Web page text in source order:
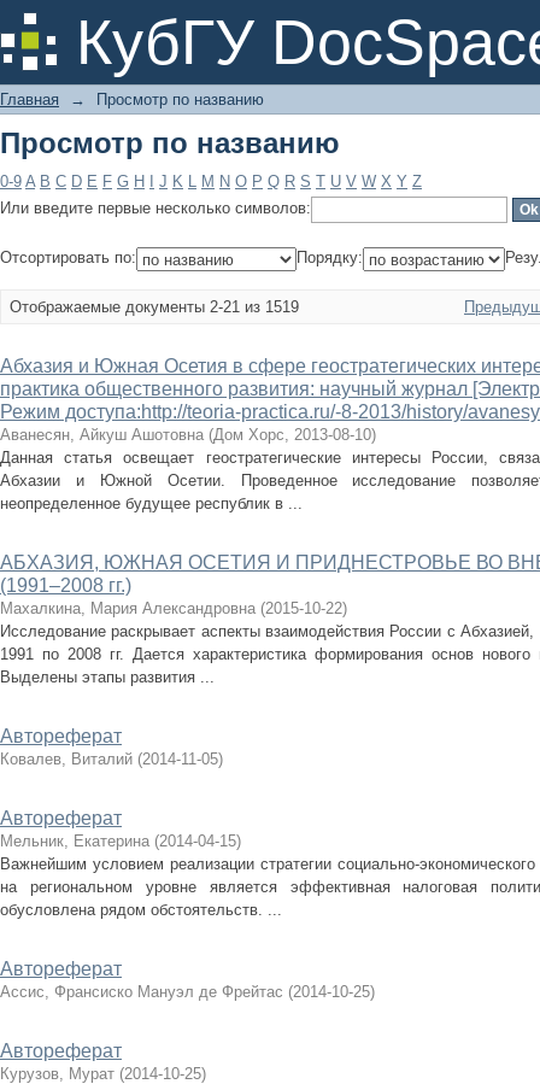
КубГУ
Просмотр по названию
Главная → Просмотр по названию
Просмотр по названию
0-9 A B C D E F G H J K L M N O P Q R S T U V W X Y Z
Или введите первые несколько символов:
Отсортировать по: Порядку:
Отображаемые документы 2-21 из 1519
Абхазия и Южная Осетия в сфере геостратегических
практика общественного развития: научный журнал
Режим доступа:http://teoria-practica.ru/-8-2013/history/
Аванесян, Айкуш Ашотовна (Дом Хорс, 2013-08-10)
Данная статья освещает геостратегические интересы России,
Абхазии и Южной Осетии. Проведенное исследование
неопределенное будущее республик в ...
АБХАЗИЯ, ЮЖНАЯ ОСЕТИЯ И ПРИДНЕСТРОВЬЕ ВО
(1991–2008 гг.)
Махалкина, Мария Александровна (2015-10-22)
Исследование раскрывает аспекты взаимодействия России с
1991 по 2008 гг. Дается характеристика формирования основ нового
Выделены этапы развития ...
Автореферат
Ковалев, Виталий (2014-11-05)
Автореферат
Мельник, Екатерина (2014-04-15)
Важнейшим условием реализации стратегии социально-
на региональном уровне является эффективная налоговая
обусловлена рядом обстоятельств. ...
Автореферат
Ассис, Франсиско Мануэл де Фрейтас (2014-10-25)
Автореферат
Курузов, Мурат (2014-10-25)